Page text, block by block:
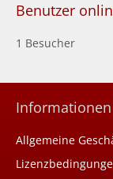
Benutzer
1 Besucher
Informationen
Allgemeine